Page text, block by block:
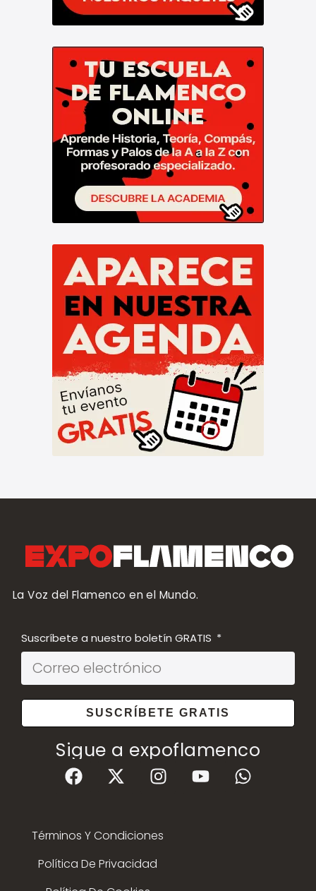
La Voz del Flamenco en el Mundo.
Suscríbete a nuestro boletín GRATIS
SUSCRÍBETE GRATIS
Sigue a expoflamenco
Términos Y Condiciones
Política De Privacidad